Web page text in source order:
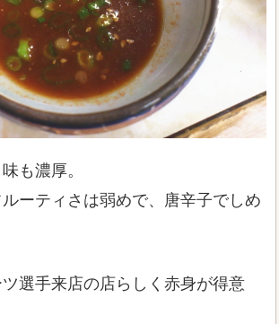
も濃厚。
ーティさは弱めで、唐辛子でしめ
選手来店の店らしく赤身が得意